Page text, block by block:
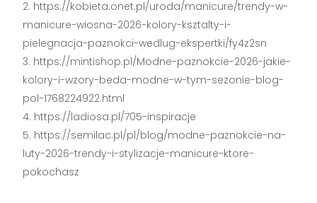
https://kobieta.onet.pl/uroda/manicure/trendy-w-
manicure-wiosna-2026-kolory-ksztalty-i-
pielegnacja-paznokci-wedlug-ekspertki/fy4z2sn
https://mintishop.pl/Modne-paznokcie-2026-jakie-
kolory-i-wzory-beda-modne-w-tym-sezonie-blog-
pol-1768224922.html
https://ladiosa.pl/705-inspiracje
https://semilac.pl/pl/blog/modne-paznokcie-na-
luty-2026-trendy-i-stylizacje-manicure-ktore-
pokochasz